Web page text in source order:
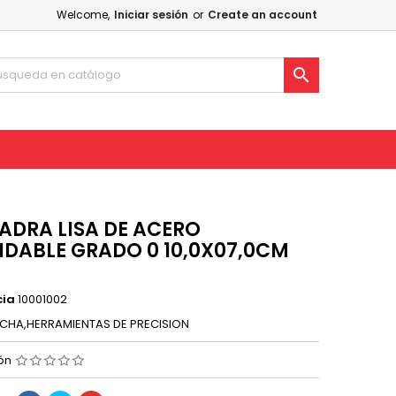
Welcome, Iniciar sesión or Create an account

LISA DE ACERO
GRADO 0 10,0X07,0CM
10001002
DE PRECISION